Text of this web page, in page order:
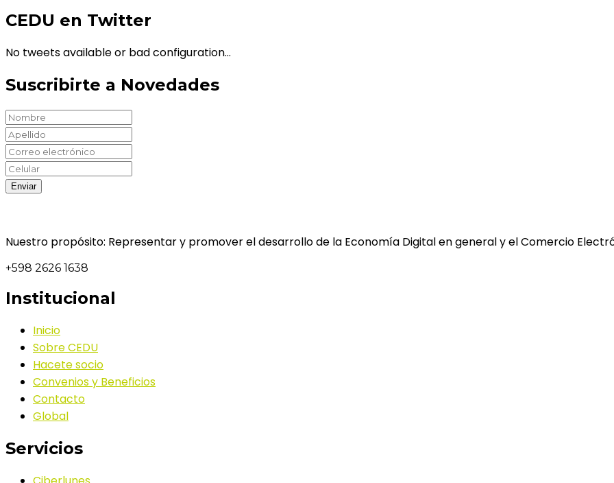
CEDU en Twitter
No tweets available or bad configuration...
Suscribirte a Novedades
Nuestro propósito: Representar y promover el desarrollo de la Economía Digital en general y el Comercio
+598 2626 1638
Institucional
Inicio
Sobre CEDU
Hacete socio
Convenios y Beneficios
Contacto
Global
Servicios